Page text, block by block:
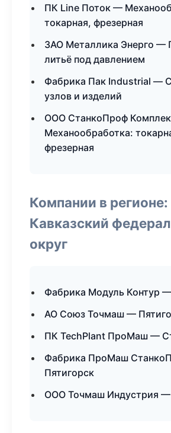
ПК Line Поток —
токарная, фрезерная
ЗАО Металлика Энерго —
литьё под давлением
Фабрика Пак Industrial —
узлов и изделий
ООО СтанкоПроф
Механообработка:
фрезерная
Компании в
Кавказский
округ
Фабрика Модуль Контур
АО Союз Точмаш —
ПК TechPlant ПроМаш —
Фабрика ПроМаш
Пятигорск
ООО Точмаш Индустрия —